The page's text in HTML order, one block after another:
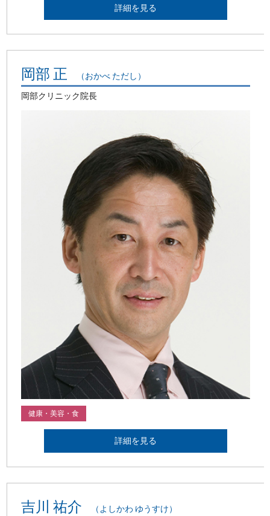
詳細を見る
岡部 正 （おかべ ただし）
岡部クリニック院長
健康・美容・食
詳細を見る
吉川 祐介 （よしかわ ゆうすけ）